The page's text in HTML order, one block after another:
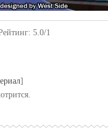
: 5.0/1
]